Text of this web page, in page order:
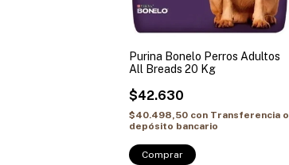
Purina Bonelo Perros Adultos
All Breads 20 Kg
$42.630
$40.498,50 con Transferencia o
depósito bancario
Comprar